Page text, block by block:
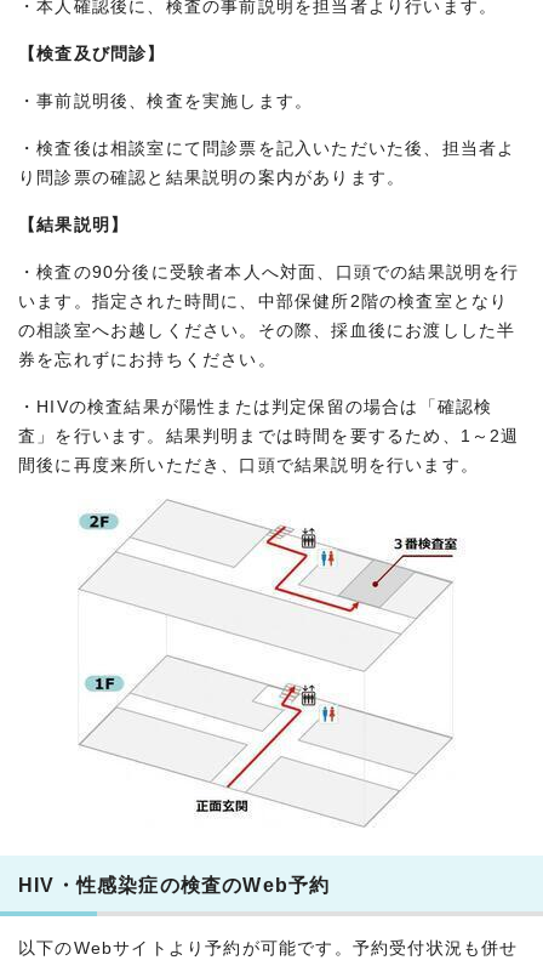
・本人確認後に、検査の事前説明を担当者より行います。
【検査及び問診】
・事前説明後、検査を実施します。
・検査後は相談室にて問診票を記入いただいた後、担当者よ
り問診票の確認と結果説明の案内があります。
【結果説明】
・検査の90分後に受験者本人へ対面、口頭での結果説明を行
います。指定された時間に、中部保健所2階の検査室となり
の相談室へお越しください。その際、採血後にお渡しした半
券を忘れずにお持ちください。
・HIVの検査結果が陽性または判定保留の場合は「確認検
査」を行います。結果判明までは時間を要するため、1～2週
間後に再度来所いただき、口頭で結果説明を行います。
HIV・性感染症の検査のWeb予約
以下のWebサイトより予約が可能です。予約受付状況も併せ